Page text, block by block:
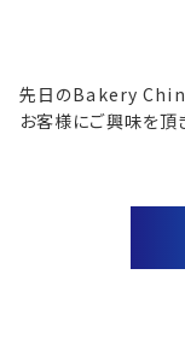
先日のBakery
お客様にご興味を頂